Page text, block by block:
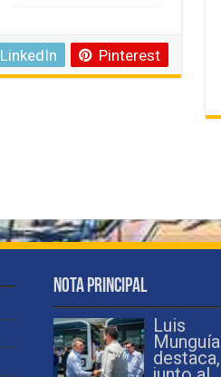
LinkedIn Pinterest
Nota Principal
Luis
Munguía
destaca,